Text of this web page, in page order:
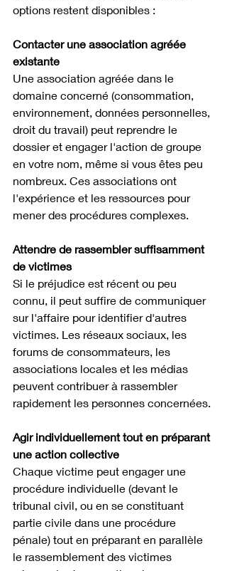
options restent disponibles :
Contacter une association agréée
existante
Une association agréée dans le
domaine concerné (consommation,
environnement, données personnelles,
droit du travail) peut reprendre le
dossier et engager l'action de groupe
en votre nom, même si vous êtes peu
nombreux. Ces associations ont
l'expérience et les ressources pour
mener des procédures complexes.
Attendre de rassembler suffisamment
de victimes
Si le préjudice est récent ou peu
connu, il peut suffire de communiquer
sur l'affaire pour identifier d'autres
victimes. Les réseaux sociaux, les
forums de consommateurs, les
associations locales et les médias
peuvent contribuer à rassembler
rapidement les personnes concernées.
Agir individuellement tout en préparant
une action collective
Chaque victime peut engager une
procédure individuelle (devant le
tribunal civil, ou en se constituant
partie civile dans une procédure
pénale) tout en préparant en parallèle
le rassemblement des victimes